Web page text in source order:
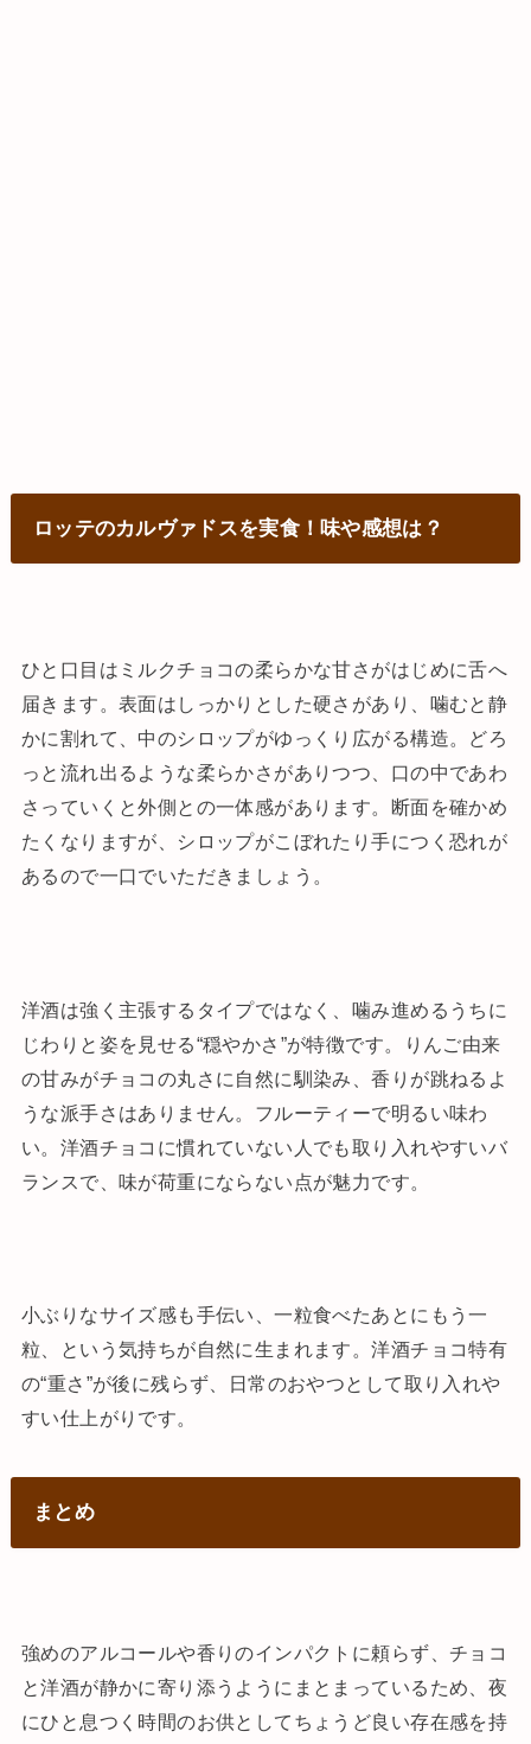
ロッテのカルヴァドスを実食！味や感想は？
ひと口目はミルクチョコの柔らかな甘さがはじめに舌へ
届きます。表面はしっかりとした硬さがあり、噛むと静
かに割れて、中のシロップがゆっくり広がる構造。どろ
っと流れ出るような柔らかさがありつつ、口の中であわ
さっていくと外側との一体感があります。断面を確かめ
たくなりますが、シロップがこぼれたり手につく恐れが
あるので一口でいただきましょう。
洋酒は強く主張するタイプではなく、噛み進めるうちに
じわりと姿を見せる“穏やかさ”が特徴です。りんご由来
の甘みがチョコの丸さに自然に馴染み、香りが跳ねるよ
うな派手さはありません。フルーティーで明るい味わ
い。洋酒チョコに慣れていない人でも取り入れやすいバ
ランスで、味が荷重にならない点が魅力です。
小ぶりなサイズ感も手伝い、一粒食べたあとにもう一
粒、という気持ちが自然に生まれます。洋酒チョコ特有
の“重さ”が後に残らず、日常のおやつとして取り入れや
すい仕上がりです。
まとめ
強めのアルコールや香りのインパクトに頼らず、チョコ
と洋酒が静かに寄り添うようにまとまっているため、夜
にひと息つく時間のお供としてちょうど良い存在感を持